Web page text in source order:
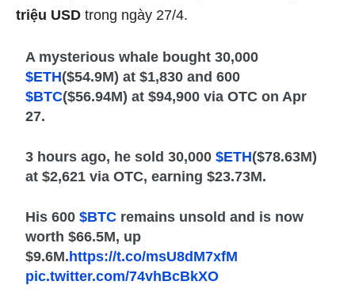
triệu USD trong ngày 27/4.
A mysterious whale bought 30,000
$ETH($54.9M) at $1,830 and 600
$BTC($56.94M) at $94,900 via OTC on Apr
27.
3 hours ago, he sold 30,000$ETH($78.63M)
at $2,621 via OTC, earning $23.73M.
His 600$BTC remains unsold and is now
worth $66.5M, up
$9.6M.https://t.co/msU8dM7xfM
pic.twitter.com/74vhBcBkXO